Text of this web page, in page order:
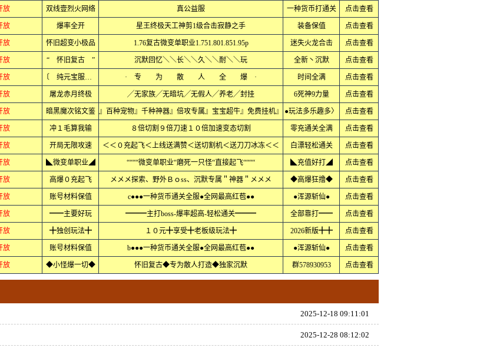
放 双线壹烈火网络 真公益服 一种货币打通关 点击查看
放 爆率全开 星王终极天工神剪1级合击寂静之手 装备保值 点击查看
放 怀旧超变小极品 1.76复古微变单职业1.751.801.851.95p 迷失火龙合击 点击查看
放 “ 怀旧复古 ” 沉默回忆＼＼长＼＼久＼＼耐＼＼玩 全新丶沉默 点击查看
放 〔 纯元宝服 〕 · 专 为 散 人 全 爆 · 时间全满 点击查看
放 屠龙赤月终极 ╱无家族╱无暗坑╱无假人╱养老╱封挂 6死神9力量 点击查看
放 暗黑魔次铭文鉴 』百种宠物』千种神器』倍攻专属』宝宝超牛』免费挂机』 ●玩法多乐趣多〉 点击查看
放 冲１毛算我输 ８倍切割９倍刀速１０倍加速变态切割 零充通关全满 点击查看
放 开局无限攻速 ＜＜０充起飞＜上线送满赞＜送切割机＜送刀刀冰冻＜＜ 白漂轻松通关 点击查看
放 ◣微变单职业◢ ““““微变单职业“磨死一只怪“直接起飞““““ ◣充值好打◢ 点击查看
放 高爆０充起飞 メメメ探索、野外Ｂｏss、沉默专属＂神器＂メメメ ◆高爆狂撸◆ 点击查看
放 账号材料保值 c●●●一种货币通关全服●全网最高红苞●● ●浑源斩仙● 点击查看
放 ━━主要好玩 ━━━主打boss-爆率超高-轻松通关━━━ 全部靠打━━ 点击查看
放 ╋独创玩法╋ １０元╋享受╋老板级玩法╋ 2026新版╋╋ 点击查看
放 账号材料保值 b●●●一种货币通关全服●全网最高红苞●● ●浑源斩仙● 点击查看
放 ◆小怪爆一切◆ 怀旧复古◆专为散人打造◆独家沉默 群578930953 点击查看
2025-12-18 09:11:01
2025-12-28 08:12:02